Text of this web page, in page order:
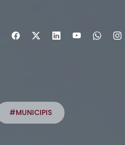
#MUNICIPIS